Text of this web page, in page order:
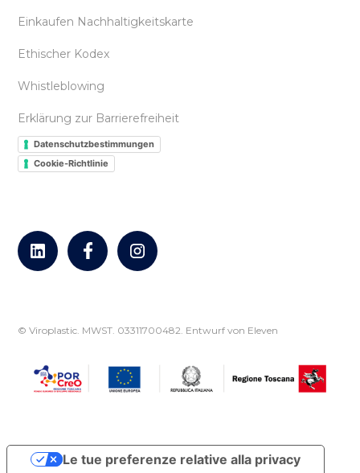
Einkaufen Nachhaltigkeitskarte
Ethischer Kodex
Whistleblowing
Erklärung zur Barrierefreiheit
Datenschutzbestimmungen
Cookie-Richtlinie
© Viroplastic. MWST. 03311700482. Entwurf von Eleven
Le tue preferenze relative alla privacy